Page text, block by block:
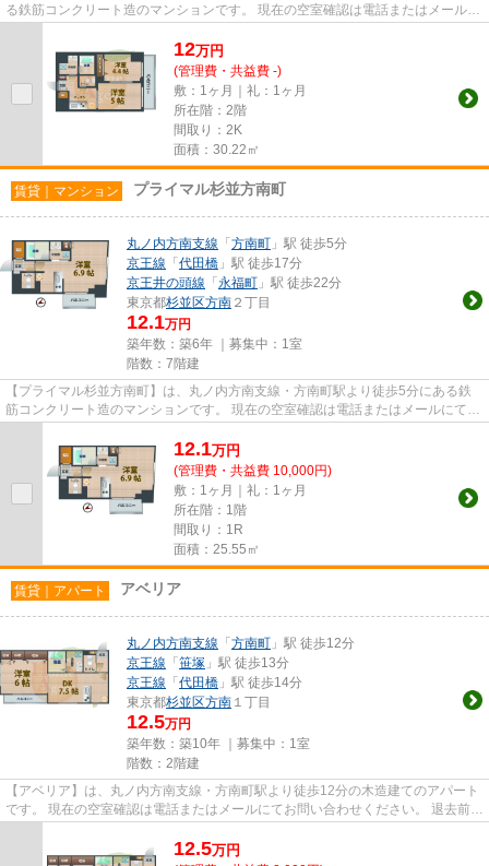
る鉄筋コンクリート造のマンションです。 現在の空室確認は電話またはメールに
12万円
(管理費・共益費 -)
敷：1ヶ月｜礼：1ヶ月
所在階：2階
間取り：2K
面積：30.22㎡
賃貸｜マンション プライマル杉並方南町
丸ノ内方南支線 「 方南町 」駅 徒歩5分
京王線 「 代田橋 」駅 徒歩17分
京王井の頭線 「 永福町 」駅 徒歩22分
東京都杉並区方南 ２丁目
12.1万円
築年数：築6年 ｜募集中： 1室
階数：7階建
【プライマル杉並方南町】は、丸ノ内方南支線・方南町駅より徒歩5分にある鉄
筋コンクリート造のマンションです。 現在の空室確認は電話またはメールにてお
12.1万円
(管理費・共益費 10,000円)
敷：1ヶ月｜礼：1ヶ月
所在階：1階
間取り：1R
面積：25.55㎡
賃貸｜アパート アベリア
丸ノ内方南支線 「 方南町 」駅 徒歩12分
京王線 「 笹塚 」駅 徒歩13分
京王線 「 代田橋 」駅 徒歩14分
東京都杉並区方南 １丁目
12.5万円
築年数：築10年 ｜募集中： 1室
階数：2階建
【アベリア】は、丸ノ内方南支線・方南町駅より徒歩12分の木造建てのアパート
です。 現在の空室確認は電話またはメールにてお問い合わせください。 退去前情
12.5万円